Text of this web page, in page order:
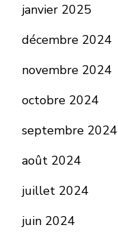
janvier 2025
décembre 2024
novembre 2024
octobre 2024
septembre 2024
août 2024
juillet 2024
juin 2024